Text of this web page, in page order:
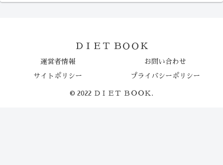
ＤＩＥＴ ＢＯＯＫ
運営者情報 お問い合わせ
サイトポリシー プライバシーポリシー
© 2022 ＤＩＥＴ ＢＯＯＫ.